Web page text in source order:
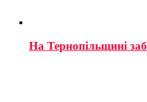
На Тернопільщині